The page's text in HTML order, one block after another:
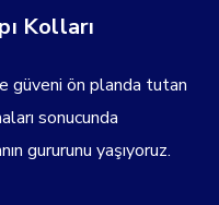
Kolları
güveni ön planda tutan
sonucunda
gururunu yaşıyoruz.